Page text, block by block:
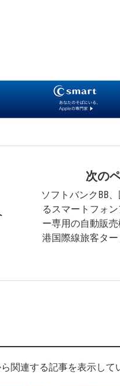
次の
ソフトバンクBB
るスマートフォ
ー専用の自動販
港国際線旅客タ
関連する記事を表示して